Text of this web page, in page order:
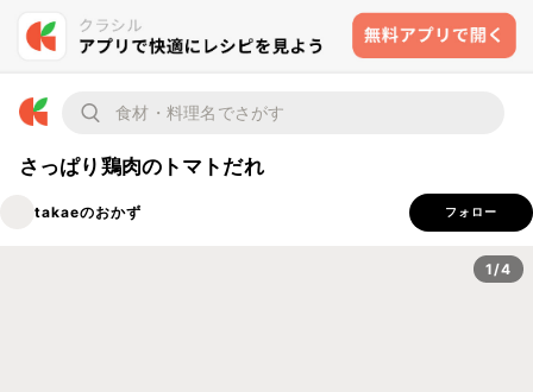
さっぱり鶏肉のトマトだれ
takaeのおかず フォロー
1/4